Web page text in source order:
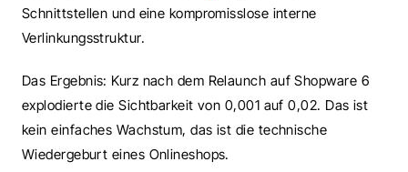
Schnittstellen und eine kompromisslose interne
Verlinkungsstruktur.
Das Ergebnis: Kurz nach dem Relaunch auf Shopware 6
explodierte die Sichtbarkeit von 0,001 auf 0,02. Das ist
kein einfaches Wachstum, das ist die technische
Wiedergeburt eines Onlineshops.